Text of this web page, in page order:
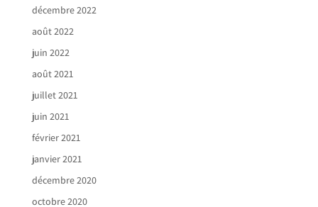
décembre 2022
août 2022
juin 2022
août 2021
juillet 2021
juin 2021
février 2021
janvier 2021
décembre 2020
octobre 2020